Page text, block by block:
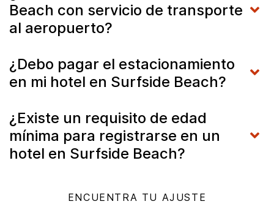
Beach con servicio de transporte
al aeropuerto?
¿Debo pagar el estacionamiento
en mi hotel en Surfside Beach?
¿Existe un requisito de edad
mínima para registrarse en un
hotel en Surfside Beach?
ENCUENTRA TU AJUSTE